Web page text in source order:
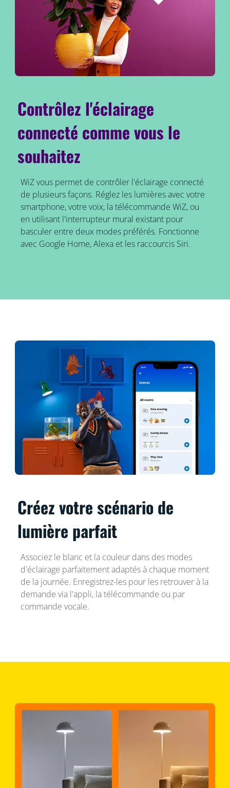
Contrôlez l'éclairage
connecté comme vous le
souhaitez
WiZ vous permet de contrôler l'éclairage connecté
de plusieurs façons. Réglez les lumières avec votre
smartphone, votre voix, la télécommande WiZ, ou
en utilisant l'interrupteur mural existant pour
basculer entre deux modes préférés. Fonctionne
avec Google Home, Alexa et les raccourcis Siri.
Créez votre scénario de
lumière parfait
Associez le blanc et la couleur dans des modes
d'éclairage parfaitement adaptés à chaque moment
de la journée. Enregistrez-les pour les retrouver à la
demande via l'appli, la télécommande ou par
commande vocale.